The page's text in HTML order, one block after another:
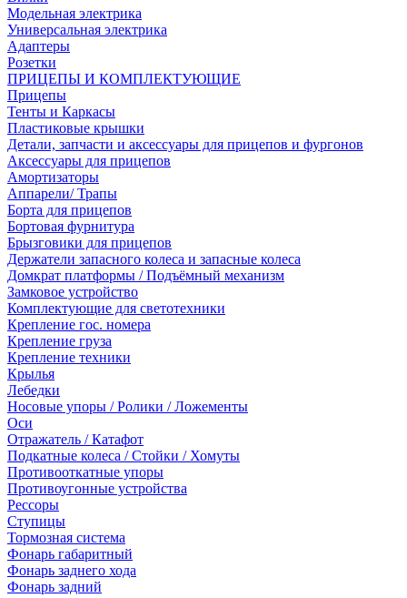
Модельная электрика
Универсальная электрика
Адаптеры
Розетки
ПРИЦЕПЫ И КОМПЛЕКТУЮЩИЕ
Прицепы
Тенты и Каркасы
Пластиковые крышки
Детали, запчасти и аксессуары для прицепов и фургонов
Аксессуары для прицепов
Амортизаторы
Аппарели/ Трапы
Борта для прицепов
Бортовая фурнитура
Брызговики для прицепов
Держатели запасного колеса и запасные колеса
Домкрат платформы / Подъёмный механизм
Замковое устройство
Комплектующие для светотехники
Крепление гос. номера
Крепление груза
Крепление техники
Крылья
Лебедки
Носовые упоры / Ролики / Ложементы
Оси
Отражатель / Катафот
Подкатные колеса / Стойки / Хомуты
Противооткатные упоры
Противоугонные устройства
Рессоры
Ступицы
Тормозная система
Фонарь габаритный
Фонарь заднего хода
Фонарь задний